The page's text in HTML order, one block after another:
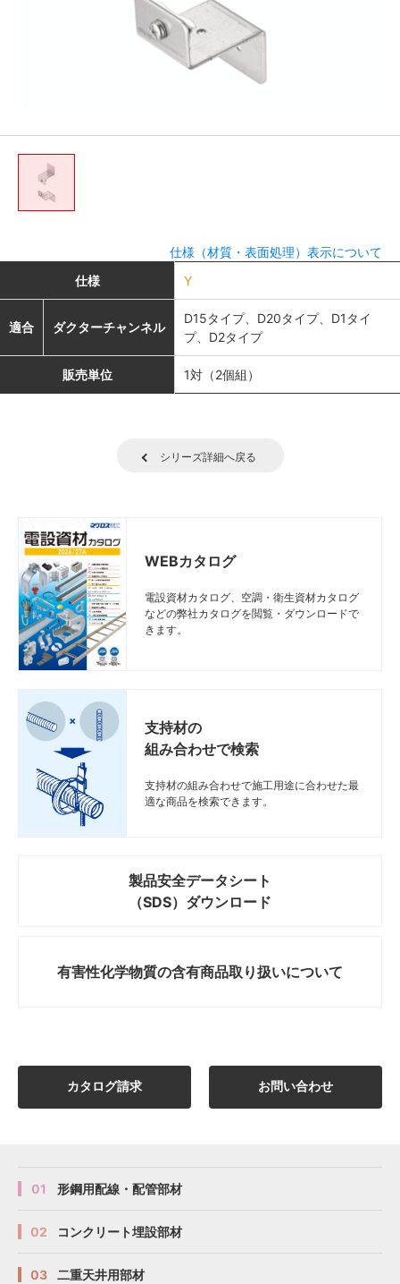
仕様（材質・表面処理）表示について
仕様
Y
適合 ダクターチャンネル
D15タイプ、D20タイプ、D1タイ
プ、D2タイプ
販売単位 1対（2個組）
シリーズ詳細へ戻る
WEBカタログ
電設資材カタログ、空調・衛生資材カタログ
などの弊社カタログを閲覧・ダウンロードで
きます。
支持材の
組み合わせで検索
支持材の組み合わせで施工用途に合わせた最
適な商品を検索できます。
製品安全データシート
（SDS）ダウンロード
有害性化学物質の含有商品取り扱いについて
カタログ請求 お問い合わせ
01 形鋼用配線・配管部材
02 コンクリート埋設部材
03 二重天井用部材